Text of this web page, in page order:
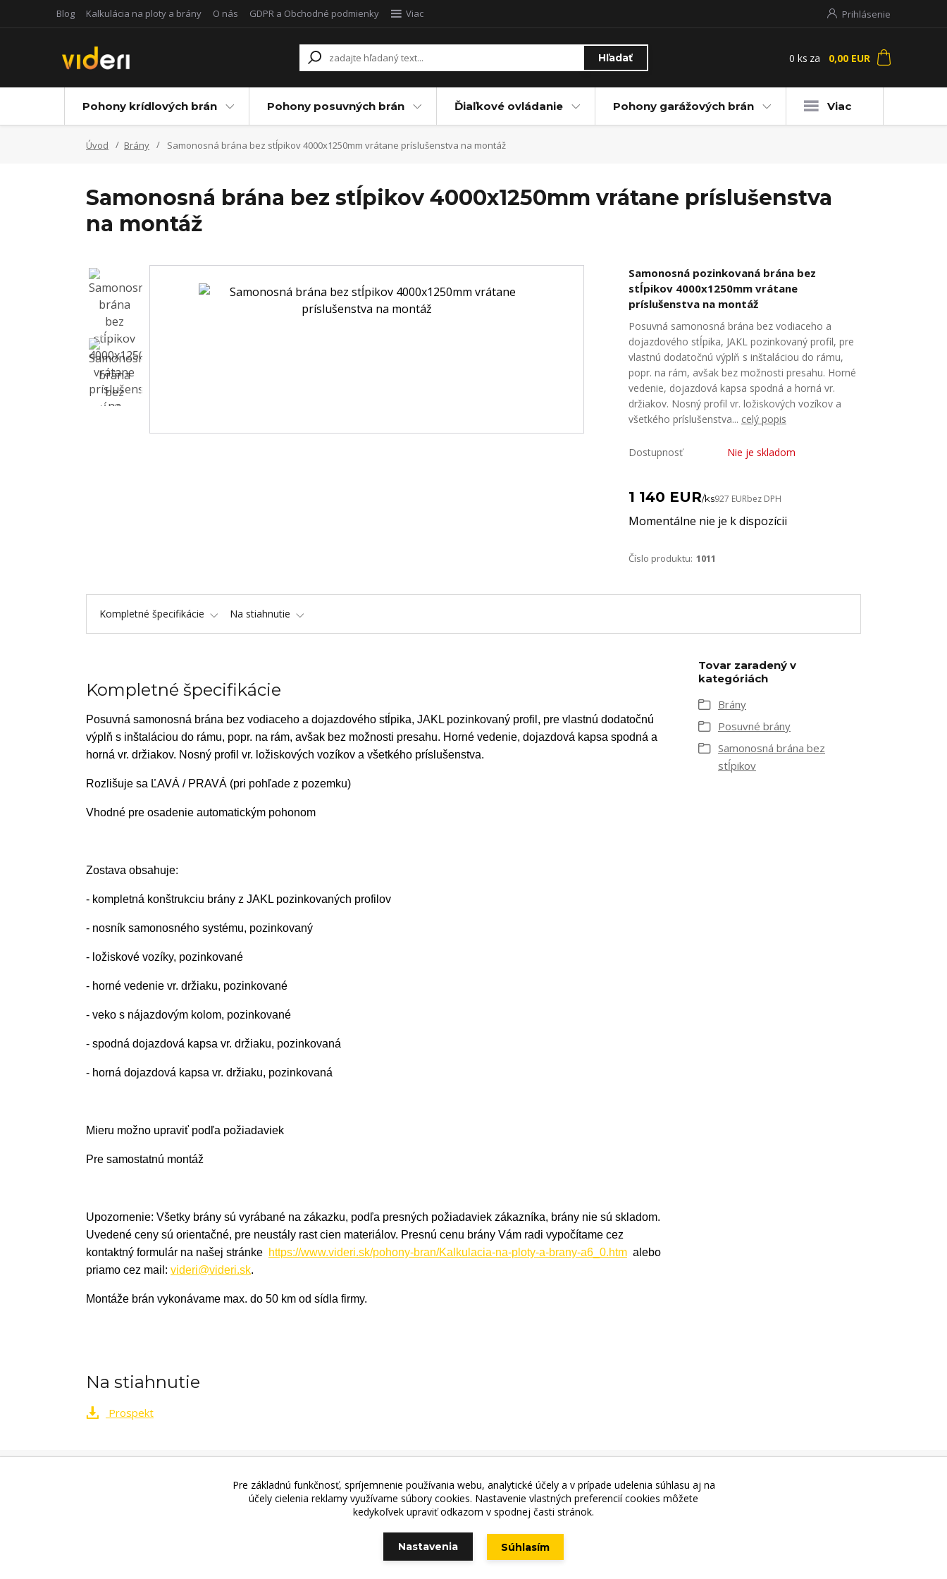
Blog Kalkulácia na ploty a brány O nás GDPR a Obchodné podmienky Viac Prihlásenie
Hľadať 0 ks za 0,00 EUR
Pohony krídlových brán Pohony posuvných brán Ďiaľkové ovládanie Pohony garážových brán Viac
Úvod Brány Samonosná brána bez stĺpikov 4000x1250mm vrátane príslušenstva na montáž
Samonosná brána bez stĺpikov 4000x1250mm vrátane príslušenstva
na montáž
Samonosná pozinkovaná brána bez
stĺpikov 4000x1250mm vrátane
príslušenstva na montáž
Posuvná samonosná brána bez vodiaceho a
dojazdového stĺpika, JAKL pozinkovaný profil, pre
vlastnú dodatočnú výplň s inštaláciou do rámu,
popr. na rám, avšak bez možnosti presahu. Horné
vedenie, dojazdová kapsa spodná a horná vr.
držiakov. Nosný profil vr. ložiskových vozíkov a
všetkého príslušenstva... celý popis
Dostupnosť Nie je skladom
1 140 EUR/ks927 EURbez DPH
Momentálne nie je k dispozícii
Číslo produktu: 1011
Kompletné špecifikácie Na stiahnutie
Kompletné špecifikácie
Posuvná samonosná brána bez vodiaceho a dojazdového stĺpika, JAKL pozinkovaný profil, pre vlastnú dodatočnú
výplň s inštaláciou do rámu, popr. na rám, avšak bez možnosti presahu. Horné vedenie, dojazdová kapsa spodná a
horná vr. držiakov. Nosný profil vr. ložiskových vozíkov a všetkého príslušenstva.
Rozlišuje sa ĽAVÁ / PRAVÁ (pri pohľade z pozemku)
Vhodné pre osadenie automatickým pohonom
Zostava obsahuje:
- kompletná konštrukciu brány z JAKL pozinkovaných profilov
- nosník samonosného systému, pozinkovaný
- ložiskové vozíky, pozinkované
- horné vedenie vr. držiaku, pozinkované
- veko s nájazdovým kolom, pozinkované
- spodná dojazdová kapsa vr. držiaku, pozinkovaná
- horná dojazdová kapsa vr. držiaku, pozinkovaná
Mieru možno upraviť podľa požiadaviek
Pre samostatnú montáž
Upozornenie: Všetky brány sú vyrábané na zákazku, podľa presných požiadaviek zákazníka, brány nie sú skladom.
Uvedené ceny sú orientačné, pre neustály rast cien materiálov. Presnú cenu brány Vám radi vypočítame cez
kontaktný formulár na našej stránke https://www.videri.sk/pohony-bran/Kalkulacia-na-ploty-a-brany-a6_0.htm alebo
priamo cez mail: videri@videri.sk.
Montáže brán vykonávame max. do 50 km od sídla firmy.
Tovar zaradený v
kategóriách
Brány
Posuvné brány
Samonosná brána bez
stĺpikov
Na stiahnutie
Prospekt
Vytvorené na Eshop-rychlo.sk
Pre základnú funkčnosť, spríjemnenie používania webu, analytické účely a v prípade udelenia súhlasu aj na
účely cielenia reklamy využívame súbory cookies. Nastavenie vlastných preferencií cookies môžete
kedykoľvek upraviť odkazom v spodnej časti stránok.
Nastavenia Súhlasím